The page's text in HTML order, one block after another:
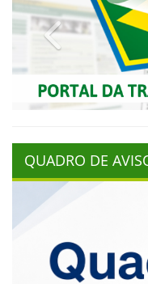
Previous
QUADRO DE